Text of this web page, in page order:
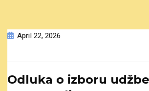
April 22, 2026
Odluka o izboru